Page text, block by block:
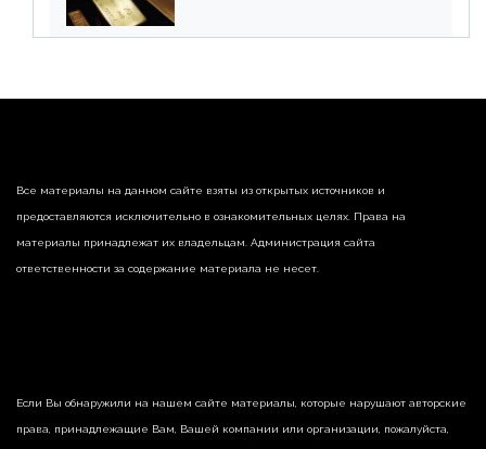
страны
Все материалы на данном сайте взяты из открытых источников и
предоставляются исключительно в ознакомительных целях. Права на
материалы принадлежат их владельцам. Администрация сайта
ответственности за содержание материала не несет.
Если Вы обнаружили на нашем сайте материалы, которые нарушают авторские
права, принадлежащие Вам, Вашей компании или организации, пожалуйста,